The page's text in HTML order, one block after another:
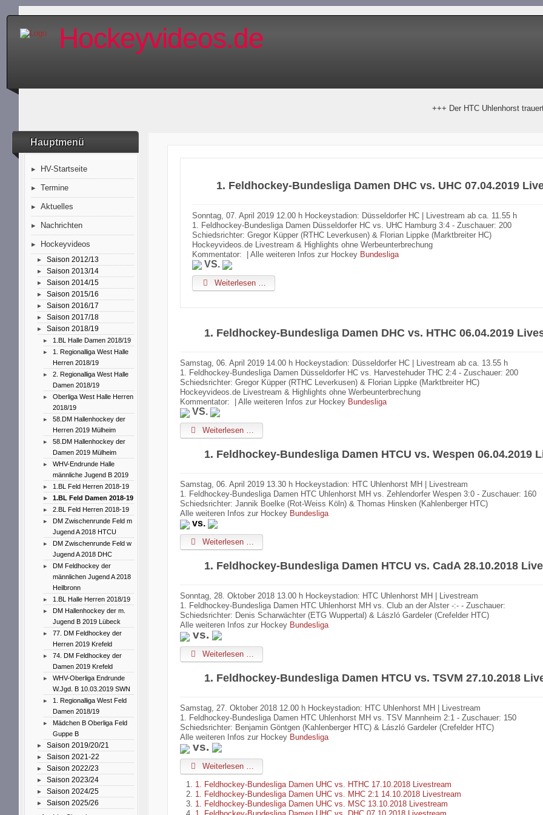
Hockeyvideos.de
+++ Der HTC Uhlenhorst trauert um
Hauptmenü
HV-Startseite
Termine
Aktuelles
Nachrichten
Hockeyvideos
Saison 2012/13
Saison 2013/14
Saison 2014/15
Saison 2015/16
Saison 2016/17
Saison 2017/18
Saison 2018/19
1.BL Halle Damen 2018/19
1. Regionalliga West Halle
Herren 2018/19
2. Regionalliga West Halle
Damen 2018/19
Oberliga West Halle Herren
2018/19
58.DM Hallenhockey der
Herren 2019 Mülheim
58.DM Hallenhockey der
Damen 2019 Mülheim
WHV-Endrunde Halle
männliche Jugend B 2019
1.BL Feld Herren 2018-19
1.BL Feld Damen 2018-19
2.BL Feld Herren 2018-19
DM Zwischenrunde Feld m
Jugend A 2018 HTCU
DM Zwischenrunde Feld w
Jugend A 2018 DHC
DM Feldhockey der
männlichen Jugend A 2018
Heilbronn
1.BL Halle Herren 2018/19
DM Hallenhockey der m.
Jugend B 2019 Lübeck
77. DM Feldhockey der
Herren 2019 Krefeld
74. DM Feldhockey der
Damen 2019 Krefeld
WHV-Oberliga Endrunde
W.Jgd. B 10.03.2019 SWN
1. Regionalliga West Feld
Damen 2018/19
Mädchen B Oberliga Feld
Guppe B
Saison 2019/20/21
Saison 2021-22
Saison 2022/23
Saison 2023/24
Saison 2024/25
Saison 2025/26
1. Feldhockey-Bundesliga Damen DHC vs. UHC 07.04.2019
Sonntag, 07. April 2019 12.00 h Hockeystadion: Düsseldorfer HC | Livestream ab ca. 11.55 h
1. Feldhockey-Bundesliga Damen Düsseldorfer HC vs. UHC Hamburg 3:4 - Zuschauer: 200
Schiedsrichter: Gregor Küpper (RTHC Leverkusen) & Florian Lippke (Marktbreiter HC)
Hockeyvideos.de Livestream & Highlights ohne Werbeunterbrechung
Kommentator: | Alle weiteren Infos zur Hockey Bundesliga
VS.
Weiterlesen …
1. Feldhockey-Bundesliga Damen DHC vs. HTHC 06.04.2019
Samstag, 06. April 2019 14.00 h Hockeystadion: Düsseldorfer HC | Livestream ab ca. 13.55 h
1. Feldhockey-Bundesliga Damen Düsseldorfer HC vs. Harvestehuder THC 2:4 - Zuschauer: 200
Schiedsrichter: Gregor Küpper (RTHC Leverkusen) & Florian Lippke (Marktbreiter HC)
Hockeyvideos.de Livestream & Highlights ohne Werbeunterbrechung
Kommentator: | Alle weiteren Infos zur Hockey Bundesliga
VS.
Weiterlesen …
1. Feldhockey-Bundesliga Damen HTCU vs. Wespen 06.04.2019
Samstag, 06. April 2019 13.30 h Hockeystadion: HTC Uhlenhorst MH | Livestream
1. Feldhockey-Bundesliga Damen HTC Uhlenhorst MH vs. Zehlendorfer Wespen 3:0 - Zuschauer: 160
Schiedsrichter: Jannik Boelke (Rot-Weiss Köln) & Thomas Hinsken (Kahlenberger HTC)
Alle weiteren Infos zur Hockey Bundesliga
vs.
Weiterlesen …
1. Feldhockey-Bundesliga Damen HTCU vs. CadA 28.10.2018
Sonntag, 28. Oktober 2018 13.00 h Hockeystadion: HTC Uhlenhorst MH | Livestream
1. Feldhockey-Bundesliga Damen HTC Uhlenhorst MH vs. Club an der Alster -:- - Zuschauer:
Schiedsrichter: Denis Scharwächter (ETG Wuppertal) & László Gardeler (Crefelder HTC)
Alle weiteren Infos zur Hockey Bundesliga
vs.
Weiterlesen …
1. Feldhockey-Bundesliga Damen HTCU vs. TSVM 27.10.2018
Samstag, 27. Oktober 2018 12.00 h Hockeystadion: HTC Uhlenhorst MH | Livestream
1. Feldhockey-Bundesliga Damen HTC Uhlenhorst MH vs. TSV Mannheim 2:1 - Zuschauer: 150
Schiedsrichter: Benjamin Göntgen (Kahlenberger HTC) & László Gardeler (Crefelder HTC)
Alle weiteren Infos zur Hockey Bundesliga
vs.
Weiterlesen …
1. Feldhockey-Bundesliga Damen UHC vs. HTHC 17.10.2018 Livestream
1. Feldhockey-Bundesliga Damen UHC vs. MHC 2:1 14.10.2018 Livestream
1. Feldhockey-Bundesliga Damen UHC vs. MSC 13.10.2018 Livestream